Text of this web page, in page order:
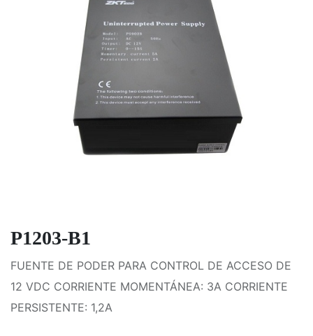
P1203-B1
FUENTE DE PODER PARA CONTROL DE ACCESO DE
12 VDC CORRIENTE MOMENTÁNEA: 3A CORRIENTE
PERSISTENTE: 1,2A